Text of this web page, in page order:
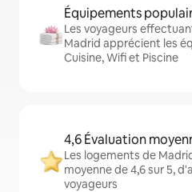
Équipements
Les voyageurs
Madrid apprécient les
Cuisine, Wifi et Piscine
4,6 Évaluation
Les logements de
moyenne de 4,6 sur 5,
voyageurs